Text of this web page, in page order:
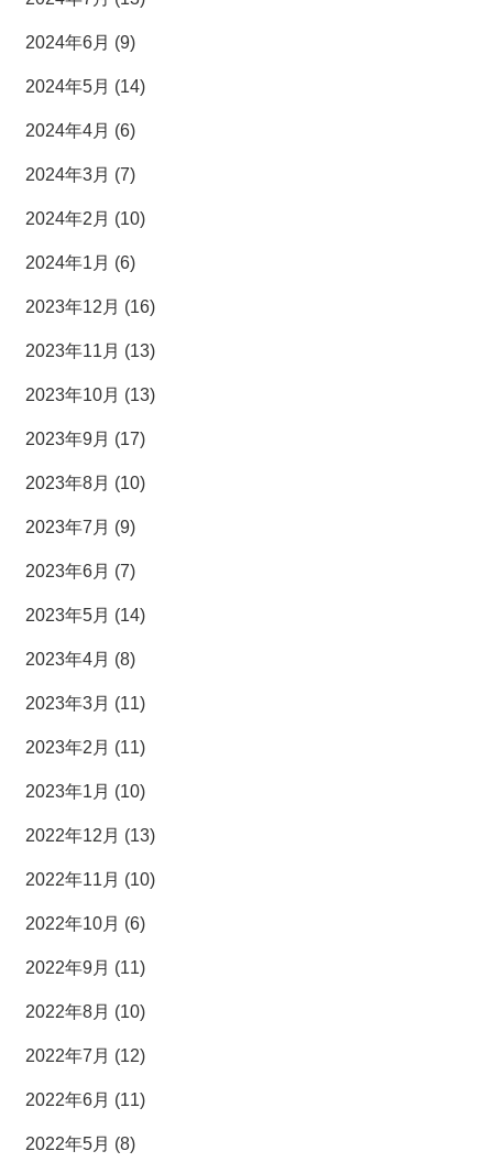
2024年6月 (9)
2024年5月 (14)
2024年4月 (6)
2024年3月 (7)
2024年2月 (10)
2024年1月 (6)
2023年12月 (16)
2023年11月 (13)
2023年10月 (13)
2023年9月 (17)
2023年8月 (10)
2023年7月 (9)
2023年6月 (7)
2023年5月 (14)
2023年4月 (8)
2023年3月 (11)
2023年2月 (11)
2023年1月 (10)
2022年12月 (13)
2022年11月 (10)
2022年10月 (6)
2022年9月 (11)
2022年8月 (10)
2022年7月 (12)
2022年6月 (11)
2022年5月 (8)